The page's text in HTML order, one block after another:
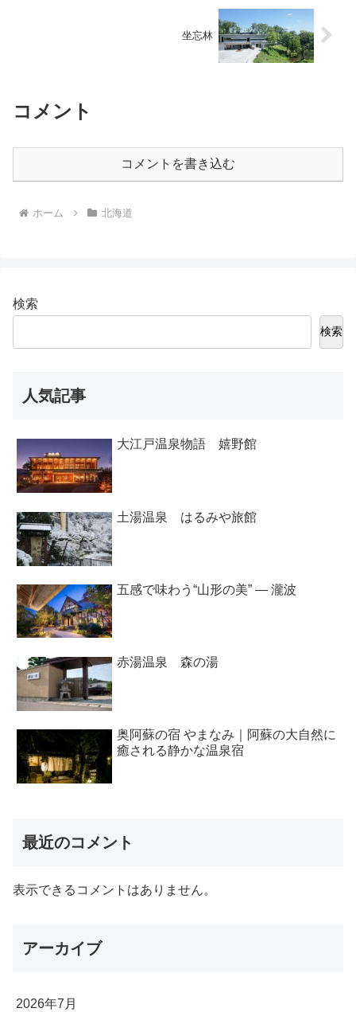
坐忘林
コメント
コメントを書き込む
ホーム 北海道
検索
検索
人気記事
大江戸温泉物語 嬉野館
土湯温泉 はるみや旅館
五感で味わう“山形の美” ― 瀧波
赤湯温泉 森の湯
奥阿蘇の宿 やまなみ｜阿蘇の大自然に
癒される静かな温泉宿
最近のコメント
表示できるコメントはありません。
アーカイブ
2026年7月